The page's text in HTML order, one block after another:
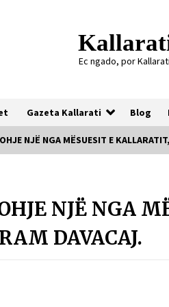
Ec ngado, por
Gazeta Kallarati Blog
07/07/2026
NJË NGA MËSUESIT E
NJË NGA
DAVACAJ.